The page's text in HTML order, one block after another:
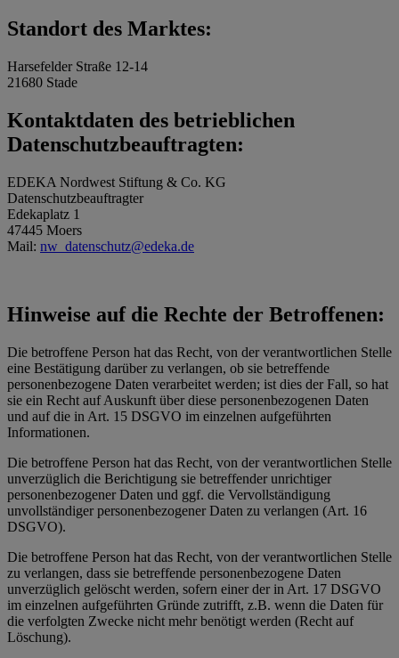
Standort des Marktes:
Harsefelder Straße 12-14
21680 Stade
Kontaktdaten des betrieblichen
Datenschutzbeauftragten:
EDEKA Nordwest Stiftung & Co. KG
Datenschutzbeauftragter
Edekaplatz 1
47445 Moers
Mail: nw_datenschutz@edeka.de
Hinweise auf die Rechte der Betroffenen:
Die betroffene Person hat das Recht, von der verantwortlichen Stelle
eine Bestätigung darüber zu verlangen, ob sie betreffende
personenbezogene Daten verarbeitet werden; ist dies der Fall, so hat
sie ein Recht auf Auskunft über diese personenbezogenen Daten
und auf die in Art. 15 DSGVO im einzelnen aufgeführten
Informationen.
Die betroffene Person hat das Recht, von der verantwortlichen Stelle
unverzüglich die Berichtigung sie betreffender unrichtiger
personenbezogener Daten und ggf. die Vervollständigung
unvollständiger personenbezogener Daten zu verlangen (Art. 16
DSGVO).
Die betroffene Person hat das Recht, von der verantwortlichen Stelle
zu verlangen, dass sie betreffende personenbezogene Daten
unverzüglich gelöscht werden, sofern einer der in Art. 17 DSGVO
im einzelnen aufgeführten Gründe zutrifft, z.B. wenn die Daten für
die verfolgten Zwecke nicht mehr benötigt werden (Recht auf
Löschung).